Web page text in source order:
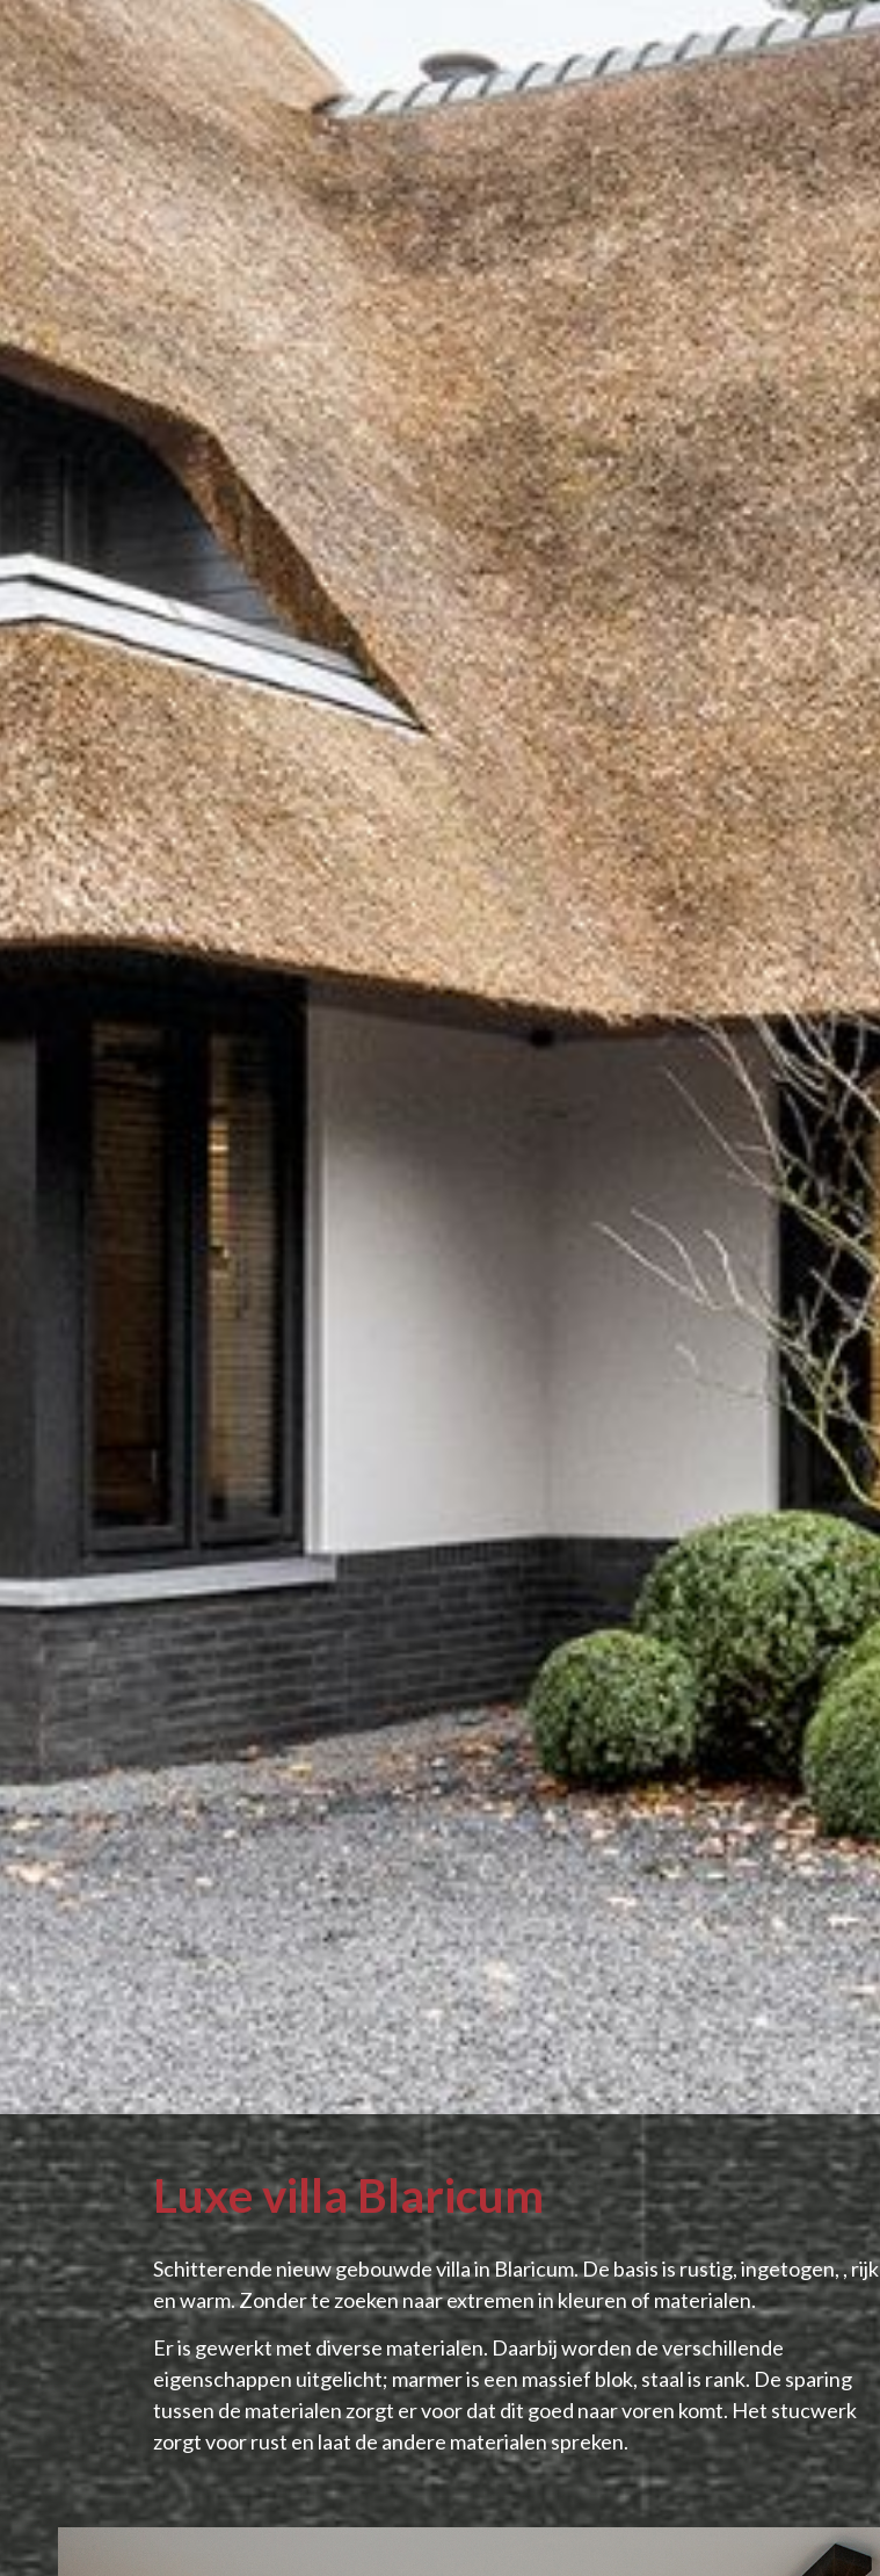
Luxe villa Blaricum
Schitterende nieuw gebouwde villa in Blaricum. De basis is rustig, ingetogen, , rijk
en warm. Zonder te zoeken naar extremen in kleuren of materialen.
Er is gewerkt met diverse materialen. Daarbij worden de verschillende
eigenschappen uitgelicht; marmer is een massief blok, staal is rank. De sparing
tussen de materialen zorgt er voor dat dit goed naar voren komt. Het stucwerk
zorgt voor rust en laat de andere materialen spreken.